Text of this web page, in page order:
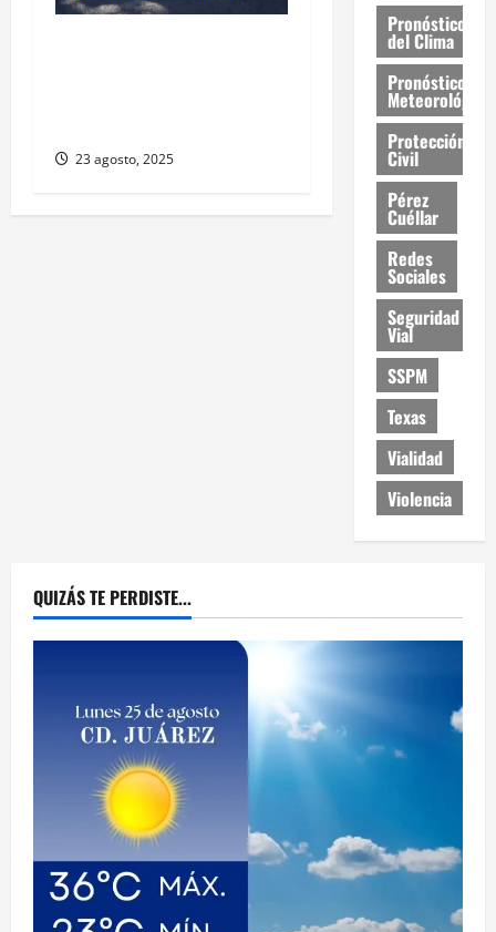
23 agosto, 2025
Pronóstico
del Clima
Pronóstico
Meteorológico
Protección
Civil
Pérez
Cuéllar
Redes
Sociales
Seguridad
Vial
SSPM
Texas
Vialidad
Violencia
QUIZÁS TE PERDISTE...